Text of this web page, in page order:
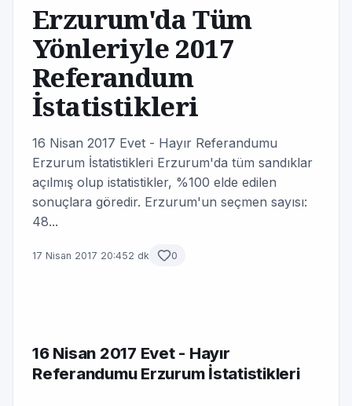
Erzurum'da Tüm
Yönleriyle 2017
Referandum
İstatistikleri
16 Nisan 2017 Evet - Hayır Referandumu
Erzurum İstatistikleri Erzurum'da tüm sandıklar
açılmış olup istatistikler, %100 elde edilen
sonuçlara göredir. Erzurum'un seçmen sayısı:
48...
17 Nisan 2017 20:452 dk 0
16 Nisan 2017 Evet - Hayır
Referandumu Erzurum İstatistikleri